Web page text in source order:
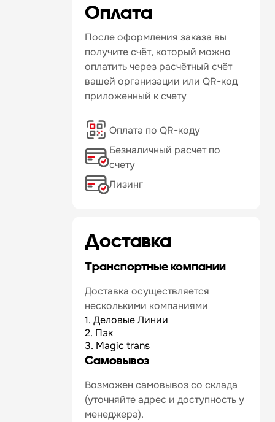
Оплата
После оформления заказа вы
получите счёт, который можно
оплатить через расчётный счёт
вашей организации или QR-код
приложенный к счету
Оплата по QR-коду
Безналичный расчет по
счету
Лизинг
Доставка
Транспортные компании
Доставка осуществляется
несколькими компаниями
1. Деловые Линии
2. Пэк
3. Magic trans
Самовывоз
Возможен самовывоз со склада
(уточняйте адрес и доступность у
менеджера).